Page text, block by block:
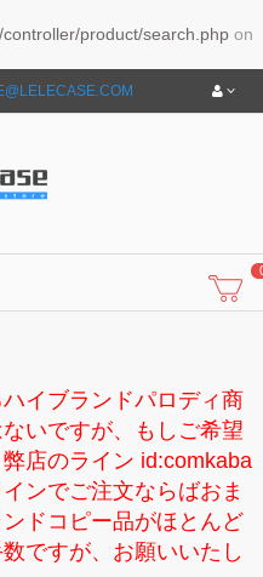
product/search.php on
イブランドパロディ商
いですが、もしご希望
店のライン id:comkaba
ンでご注文ならばおま
ドコピー品がほとんど
ですが、お願いいたし